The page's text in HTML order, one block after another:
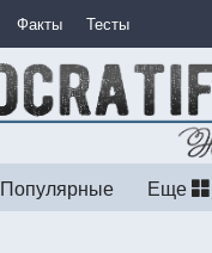
Факты Тесты
Популярные Еще